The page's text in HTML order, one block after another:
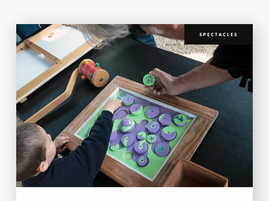
SPECTACLES